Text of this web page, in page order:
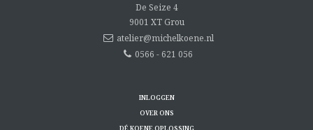
De Seize 4
9001 XT Grou
atelier@michelkoene.nl
0566 - 621 056
INLOGGEN
OVER ONS
DÉ KOENE OPLOSSING